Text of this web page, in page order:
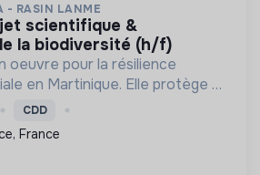
- RASIN LANME
la biodiversité (h/f)
oeuvre pour la résilience
en Martinique. Elle protège et
marins et côtiers,
et mobilise les citoyens pour un
CDD
France